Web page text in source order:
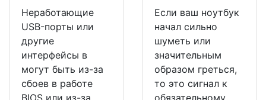
Неработающие
USB-порты или
другие
интерфейсы в
могут быть из-за
сбоев в работе
BIOS или из-за
Если ваш ноутбук
начал сильно
шуметь или
значительным
образом греться,
то это сигнал к
обязательному